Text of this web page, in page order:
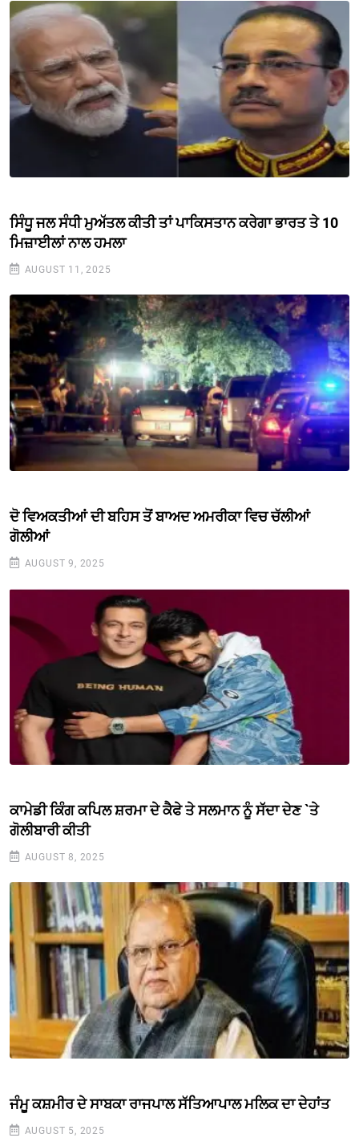
ਸਿੰਧੂ ਜਲ ਸੰਧੀ ਮੁਅੱਤਲ ਕੀਤੀ ਤਾਂ ਪਾਕਿਸਤਾਨ ਕਰੇਗਾ ਭਾਰਤ ਤੇ 10
ਮਿਜ਼ਾਈਲਾਂ ਨਾਲ ਹਮਲਾ
AUGUST 11, 2025
ਦੋ ਵਿਅਕਤੀਆਂ ਦੀ ਬਹਿਸ ਤੋਂ ਬਾਅਦ ਅਮਰੀਕਾ ਵਿਚ ਚੱਲੀਆਂ
ਗੋਲੀਆਂ
AUGUST 9, 2025
ਕਾਮੇਡੀ ਕਿੰਗ ਕਪਿਲ ਸ਼ਰਮਾ ਦੇ ਕੈਫੇ ਤੇ ਸਲਮਾਨ ਨੂੰ ਸੱਦਾ ਦੇਣ `ਤੇ
ਗੋਲੀਬਾਰੀ ਕੀਤੀ
AUGUST 8, 2025
ਜੰਮੂ ਕਸ਼ਮੀਰ ਦੇ ਸਾਬਕਾ ਰਾਜਪਾਲ ਸੱਤਿਆਪਾਲ ਮਲਿਕ ਦਾ ਦੇਹਾਂਤ
AUGUST 5, 2025